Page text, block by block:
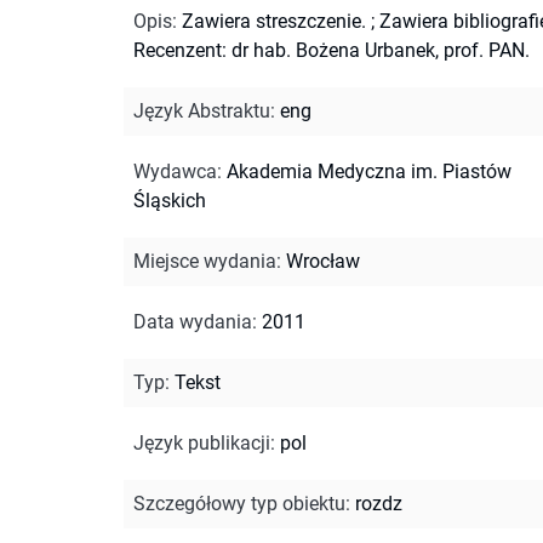
Opis: Zawiera streszczenie. ; Zawiera
Recenzent: dr hab. Bożena Urbanek, prof. PAN.
Język Abstraktu: eng
Wydawca: Akademia Medyczna im. Piastów
Śląskich
Miejsce wydania: Wrocław
Data wydania: 2011
Typ: Tekst
Język publikacji: pol
Szczegółowy typ obiektu: rozdz